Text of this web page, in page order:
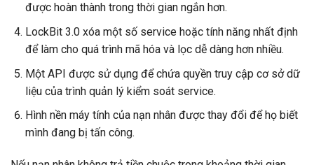
được hoàn thành trong thời gian ngắn hơn.
LockBit 3.0 xóa một số service hoặc tính năng nhất định
để làm cho quá trình mã hóa và lọc dễ dàng hơn nhiều.
Một API được sử dụng để chứa quyền truy cập cơ sở dữ
liệu của trình quản lý kiểm soát service.
Hình nền máy tính của nạn nhân được thay đổi để họ biết
mình đang bị tấn công.